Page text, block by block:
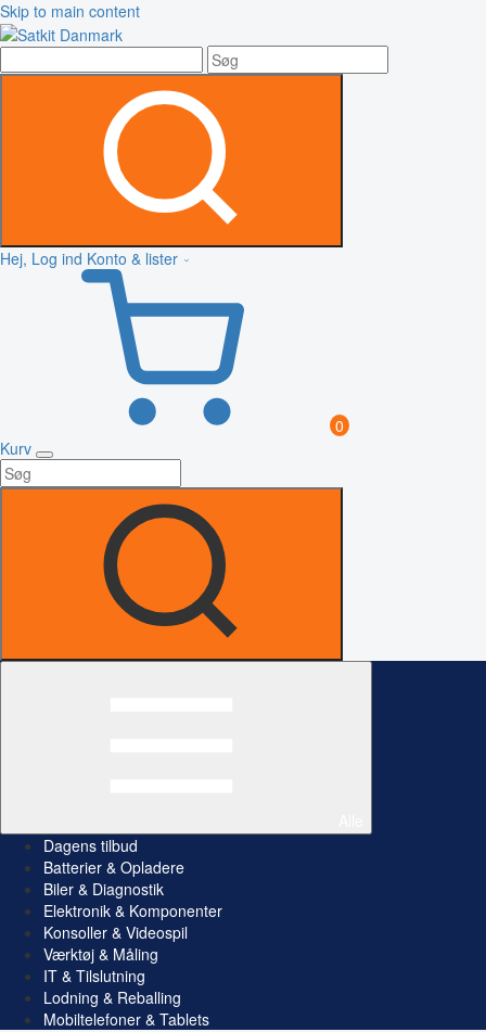
Skip to main content
Hej, Log ind Konto & lister
0
Kurv
Dagens tilbud
Batterier & Opladere
Biler & Diagnostik
Elektronik & Komponenter
Konsoller & Videospil
Værktøj & Måling
IT & Tilslutning
Lodning & Reballing
Mobiltelefoner & Tablets